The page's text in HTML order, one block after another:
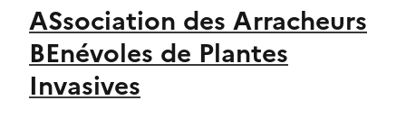
ASsociation des Arracheurs
BEnévoles de Plantes
Invasives